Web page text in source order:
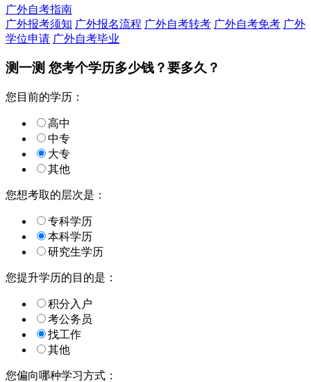
广外自考指南
广外报考须知 广外报名流程 广外自考转考 广外自考免考 广外
学位申请 广外自考毕业
测一测 您考个学历多少钱？要多久？
您目前的学历：
高中
中专
大专
其他
您想考取的层次是：
专科学历
本科学历
研究生学历
您提升学历的目的是：
积分入户
考公务员
找工作
其他
您偏向哪种学习方式：